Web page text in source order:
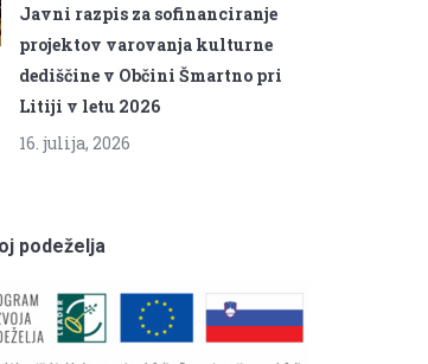
Javni razpis za sofinanciranje
projektov varovanja kulturne
dediščine v Občini Šmartno pri
Litiji v letu 2026
16. julija, 2026
podeželja